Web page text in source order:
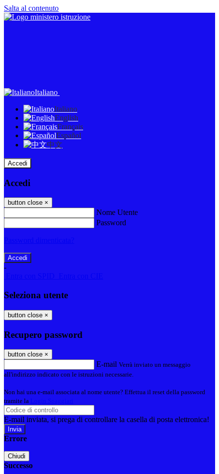
Salta al contenuto
Italiano
Italiano
English
Français
Español
中文
Accedi
Accedi
button close ×
Nome Utente
Password
-
Seleziona utente
button close ×
Recupero password
button close ×
E-mail Verrà inviato un messaggio
all'indirizzo indicato con le istruzioni necessarie.
Non hai una e-mail associata al nome utente? Effettua il reset della password
tramite la
E-mail inviata, si prega di controllare la casella di posta elettronica!
Errore
Chiudi
Successo